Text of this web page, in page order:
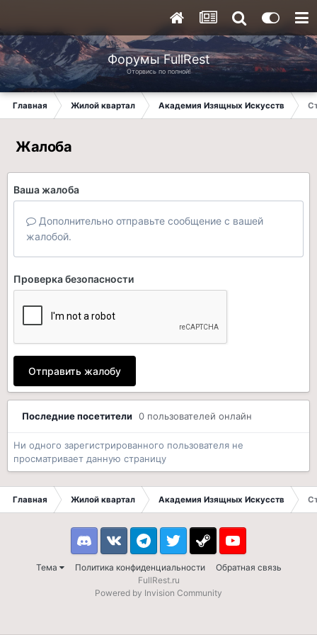
Форумы FullRest
Оторвись по полной!
Главная Жилой квартал Академия Изящных Искусств
Жалоба
Ваша жалоба
Дополнительно отправьте сообщение с вашей
жалобой.
Проверка безопасности
Отправить жалобу
Последние посетители 0 пользователей онлайн
Ни одного зарегистрированного пользователя не
просматривает данную страницу
Главная Жилой квартал Академия Изящных Искусств
Тема Политика конфиденциальности Обратная связь
DiscordVK TelegramTwitter Steam Youtube
FullRest.ru
Powered by Invision Community